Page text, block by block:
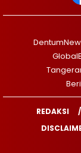
REDAKSI